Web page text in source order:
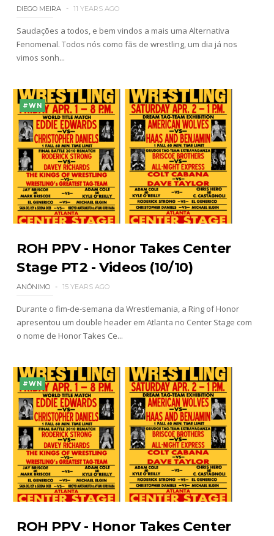
DIEGO MEIRA 11 YEARS AGO
Saudações a todos, e bem vindos a mais uma Alternativa
Fenomenal. Todos nós como fãs de wrestling, um dia já nos
vimos sonh...
#WN
ROH PPV - Honor Takes Center
Stage PT2 - Videos (10/10)
ANÓNIMO 15 YEARS AGO
Durante o fim-de-semana da Wrestlemania, a Ring of Honor
apresentou um double header em Atlanta no Center Stage com
o nome de Honor Takes Ce...
#WN
ROH PPV - Honor Takes Center